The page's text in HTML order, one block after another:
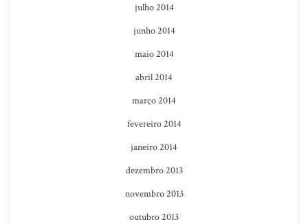
julho 2014
junho 2014
maio 2014
abril 2014
março 2014
fevereiro 2014
janeiro 2014
dezembro 2013
novembro 2013
outubro 2013